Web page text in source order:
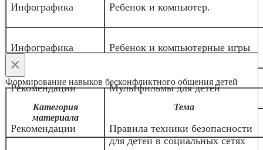
Инфографика Ребенок и компьютер.
Инфографика Ребенок и компьютерные игры
Рекомендации Мультфильмы для детей
Рекомендации
Правила техники безопасности
для детей в социальных сетях
×
Формирование навыков бесконфликтного общения детей
Категория
материала
Тема